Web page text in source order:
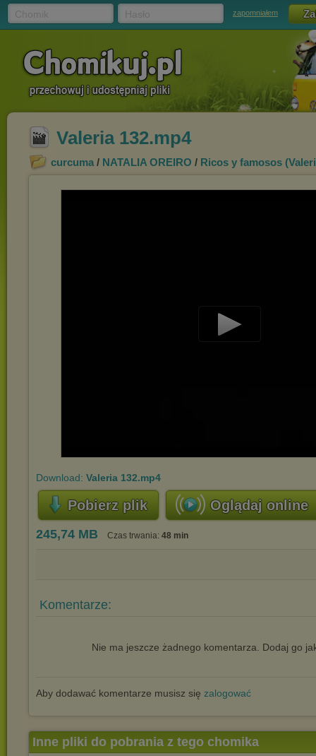
zapomniałem
Valeria 132.mp4
curcuma / NATALIA OREIRO / Ricos y famosos
Download: Valeria 132.mp4
Pobierz plik Oglądaj online
245,74 MB Czas trwania: 48 min
Komentarze:
Nie ma jeszcze żadnego komentarza. Dodaj go
Aby dodawać komentarze musisz się zalogować
Inne pliki do pobrania z tego chomika